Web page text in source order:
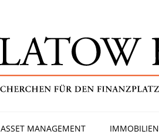
ASSET MANAGEMENT IMMOBILIEN